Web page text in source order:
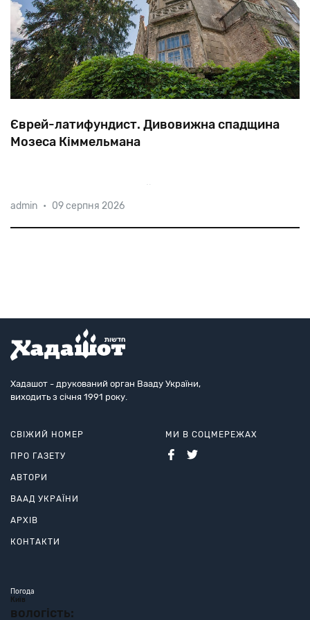
Єврей-латифундист. Дивовижна спадщина
Мозеса Кіммельмана
землевласники-євреї
у нинішній Тернопільській області — дуже рідкісний
admin • 09 серпня 2026
Хадашот - друкований орган Вааду України,
виходить з січня 1991 року.
СВІЖИЙ НОМЕР
ПРО ГАЗЕТУ
АВТОРИ
ВААД УКРАЇНИ
АРХІВ
КОНТАКТИ
МИ В СОЦМЕРЕЖАХ
Погода
Київ
вологість: